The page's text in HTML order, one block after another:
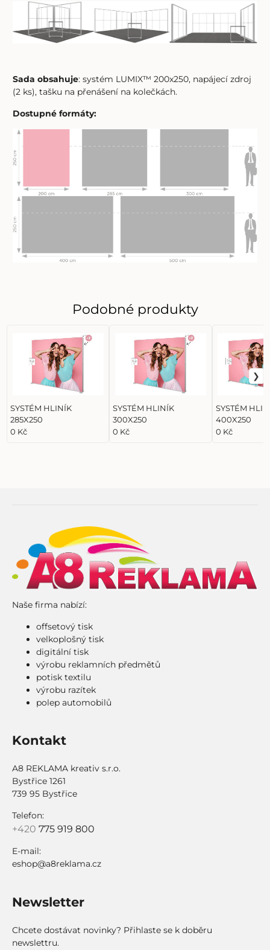
Sada obsahuje: systém LUMIX™ 200x250, napájecí zdroj
(2 ks), tašku na přenášení na kolečkách.
Dostupné formáty:
Podobné produkty
SYSTÉM HLINÍK
285X250
0 Kč
SYSTÉM HLINÍK
300X250
0 Kč
SYSTÉM
400X250
0 Kč
Naše firma nabízí:
offsetový tisk
velkoplošný tisk
digitální tisk
výrobu reklamních předmětů
potisk textilu
výrobu razítek
polep automobilů
Kontakt
A8 REKLAMA kreativ s.r.o.
Bystřice 1261
739 95 Bystřice
Telefon:
+420 775 919 800
E-mail:
eshop@a8reklama.cz
Newsletter
Chcete dostávat novinky? Přihlaste se k doběru
newslettru.